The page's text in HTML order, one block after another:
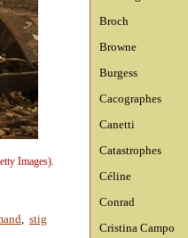
Broch
Browne
Burgess
Cacographes
Canetti
Catastrophes
Céline
Conrad
Cristina Campo
Images).
, stig